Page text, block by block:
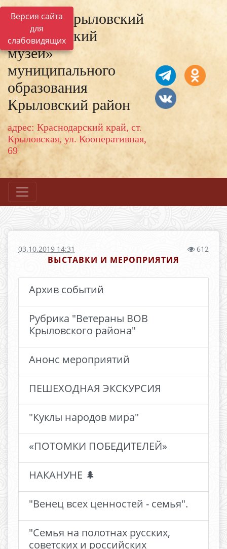
Версия сайта
для
слабовидящих
МКУК «Крыловский
исторический
музей»
муниципального
образования
Крыловский район
адрес: Краснодарский край, ст.
Крыловская, ул. Кооперативная,
69
03.10.2019 14:31 612
ВЫСТАВКИ И МЕРОПРИЯТИЯ
Архив событий
Рубрика "Ветераны ВОВ
Крыловского района"
Анонс мероприятий
ПЕШЕХОДНАЯ ЭКСКУРСИЯ
"Куклы народов мира"
«ПОТОМКИ ПОБЕДИТЕЛЕЙ»
НАКАНУНЕ 🌲
"Венец всех ценностей - семья".
"Семья на полотнах русских,
советских и российских